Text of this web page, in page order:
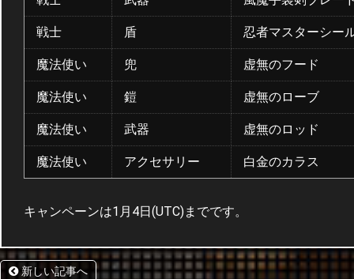
戦士 盾 忍者マスターシー
魔法使い 兜 虚無のフード
魔法使い 鎧 虚無のローブ
魔法使い 武器 虚無のロッド
魔法使い アクセサリー 白金のカラス
キャンペーンは1月4日(UTC)までです。
新しい記事へ